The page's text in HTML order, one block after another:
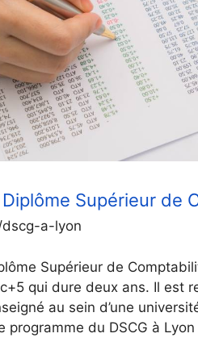
Diplôme Supérieur de
a-lyon
Supérieur de
qui dure deux ans. Il est
au sein d’une
programme du DSCG à Lyon